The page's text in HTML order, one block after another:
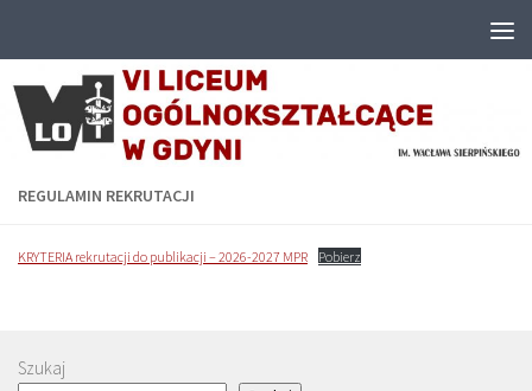
REGULAMIN REKRUTACJI
KRYTERIA rekrutacji do publikacji – 2026-2027 MPR Pobierz
Szukaj